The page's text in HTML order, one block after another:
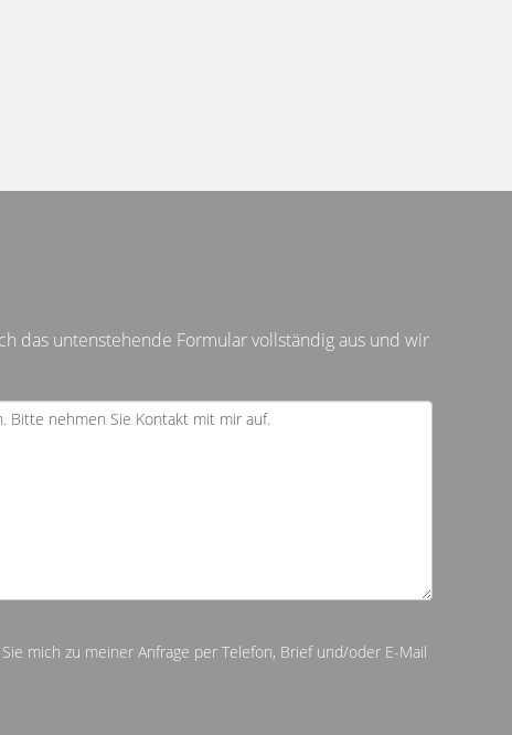
das untenstehende Formular vollständig aus und wir
mich zu meiner Anfrage per Telefon, Brief und/oder E-Mail